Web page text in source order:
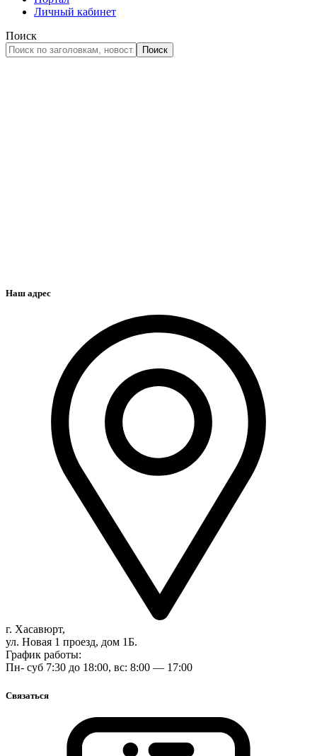
Личный кабинет
Поиск
Наш адрес
г. Хасавюрт,
ул. Новая 1 проезд, дом 1Б.
График работы:
Пн- суб 7:30 до 18:00, вс: 8:00 — 17:00
Связаться